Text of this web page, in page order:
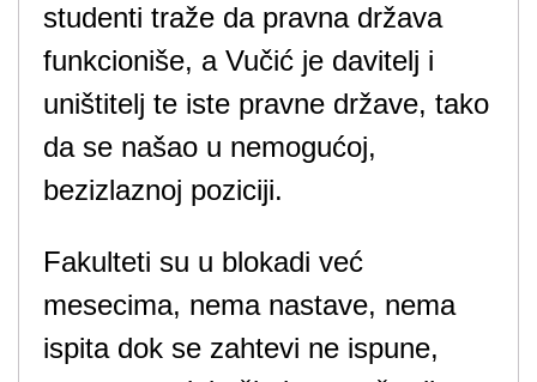
studenti traže da pravna država
funkcioniše, a Vučić je davitelj i
uništitelj te iste pravne države, tako
da se našao u nemogućoj,
bezizlaznoj poziciji.
Fakulteti su u blokadi već
mesecima, nema nastave, nema
ispita dok se zahtevi ne ispune,